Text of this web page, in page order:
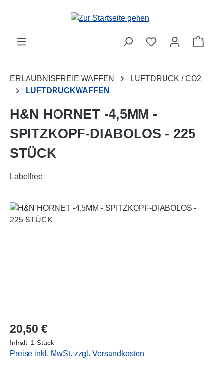
Zum Hauptinhalt springen
ERLAUBNISFREIE WAFFEN
LUFTDRUCK / CO2
LUFTDRUCKWAFFEN
H&N HORNET -4,5MM -
SPITZKOPF-DIABOLOS - 225
STÜCK
Labelfree
Regulärer Preis:
20,50 €
Inhalt: 1 Stück
Preise inkl. MwSt. zzgl. Versandkosten